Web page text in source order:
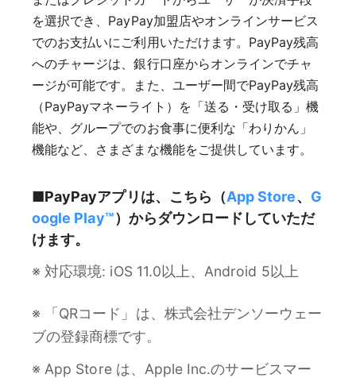
を選択でき、PayPay加盟店やオンラインサービス
でのお支払いにご利用いただけます。PayPay残高
へのチャージは、銀行口座からオンラインでチャ
ージが可能です。また、ユーザー間でPayPay残高
（PayPayマネーライト）を「送る・受け取る」機
能や、グループでのお食事に便利な「わりかん」
機能など、さまざまな機能をご提供しています。
■PayPayアプリは、こちら（App Store、 G
oogle Play™）からダウンロードしていただ
けます。
※ 対応環境: iOS 11.0以上、Android 5以上
※ 「QRコード」は、株式会社デンソーウェー
ブの登録商標です。
※ App Store は、Apple Inc.のサービスマー